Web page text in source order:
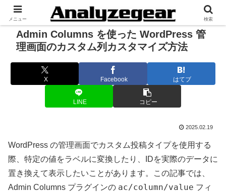
Admin Columns を使った WordPress 管
理画面のカスタム列カスタマイズ方法
X Facebook はてブ
LINE コピー
2025.02.19
WordPress の管理画面でカスタム投稿タイプを使用する
際、特定の値をラベルに変換したり、IDを実際のデータに
置き換えて表示したいことがあります。この記事では、
Admin Columns プラグインの ac/column/value フィ
メニュー 検索